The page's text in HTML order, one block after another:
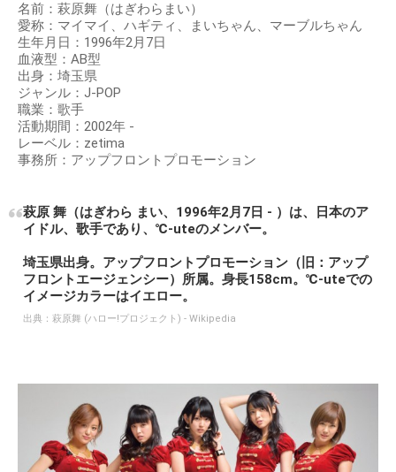
名前：萩原舞（はぎわらまい）
愛称：マイマイ、ハギティ、まいちゃん、マーブルちゃん
生年月日：1996年2月7日
血液型：AB型
出身：埼玉県
ジャンル：J-POP
職業：歌手
活動期間：2002年 -
レーベル：zetima
事務所：アップフロントプロモーション
萩原 舞（はぎわら まい、1996年2月7日 - ）は、日本のア
イドル、歌手であり、℃-uteのメンバー。
埼玉県出身。アップフロントプロモーション（旧：アップ
フロントエージェンシー）所属。身長158cm。℃-uteでの
イメージカラーはイエロー。
出典： 萩原舞 (ハロー!プロジェクト) - Wikipedia